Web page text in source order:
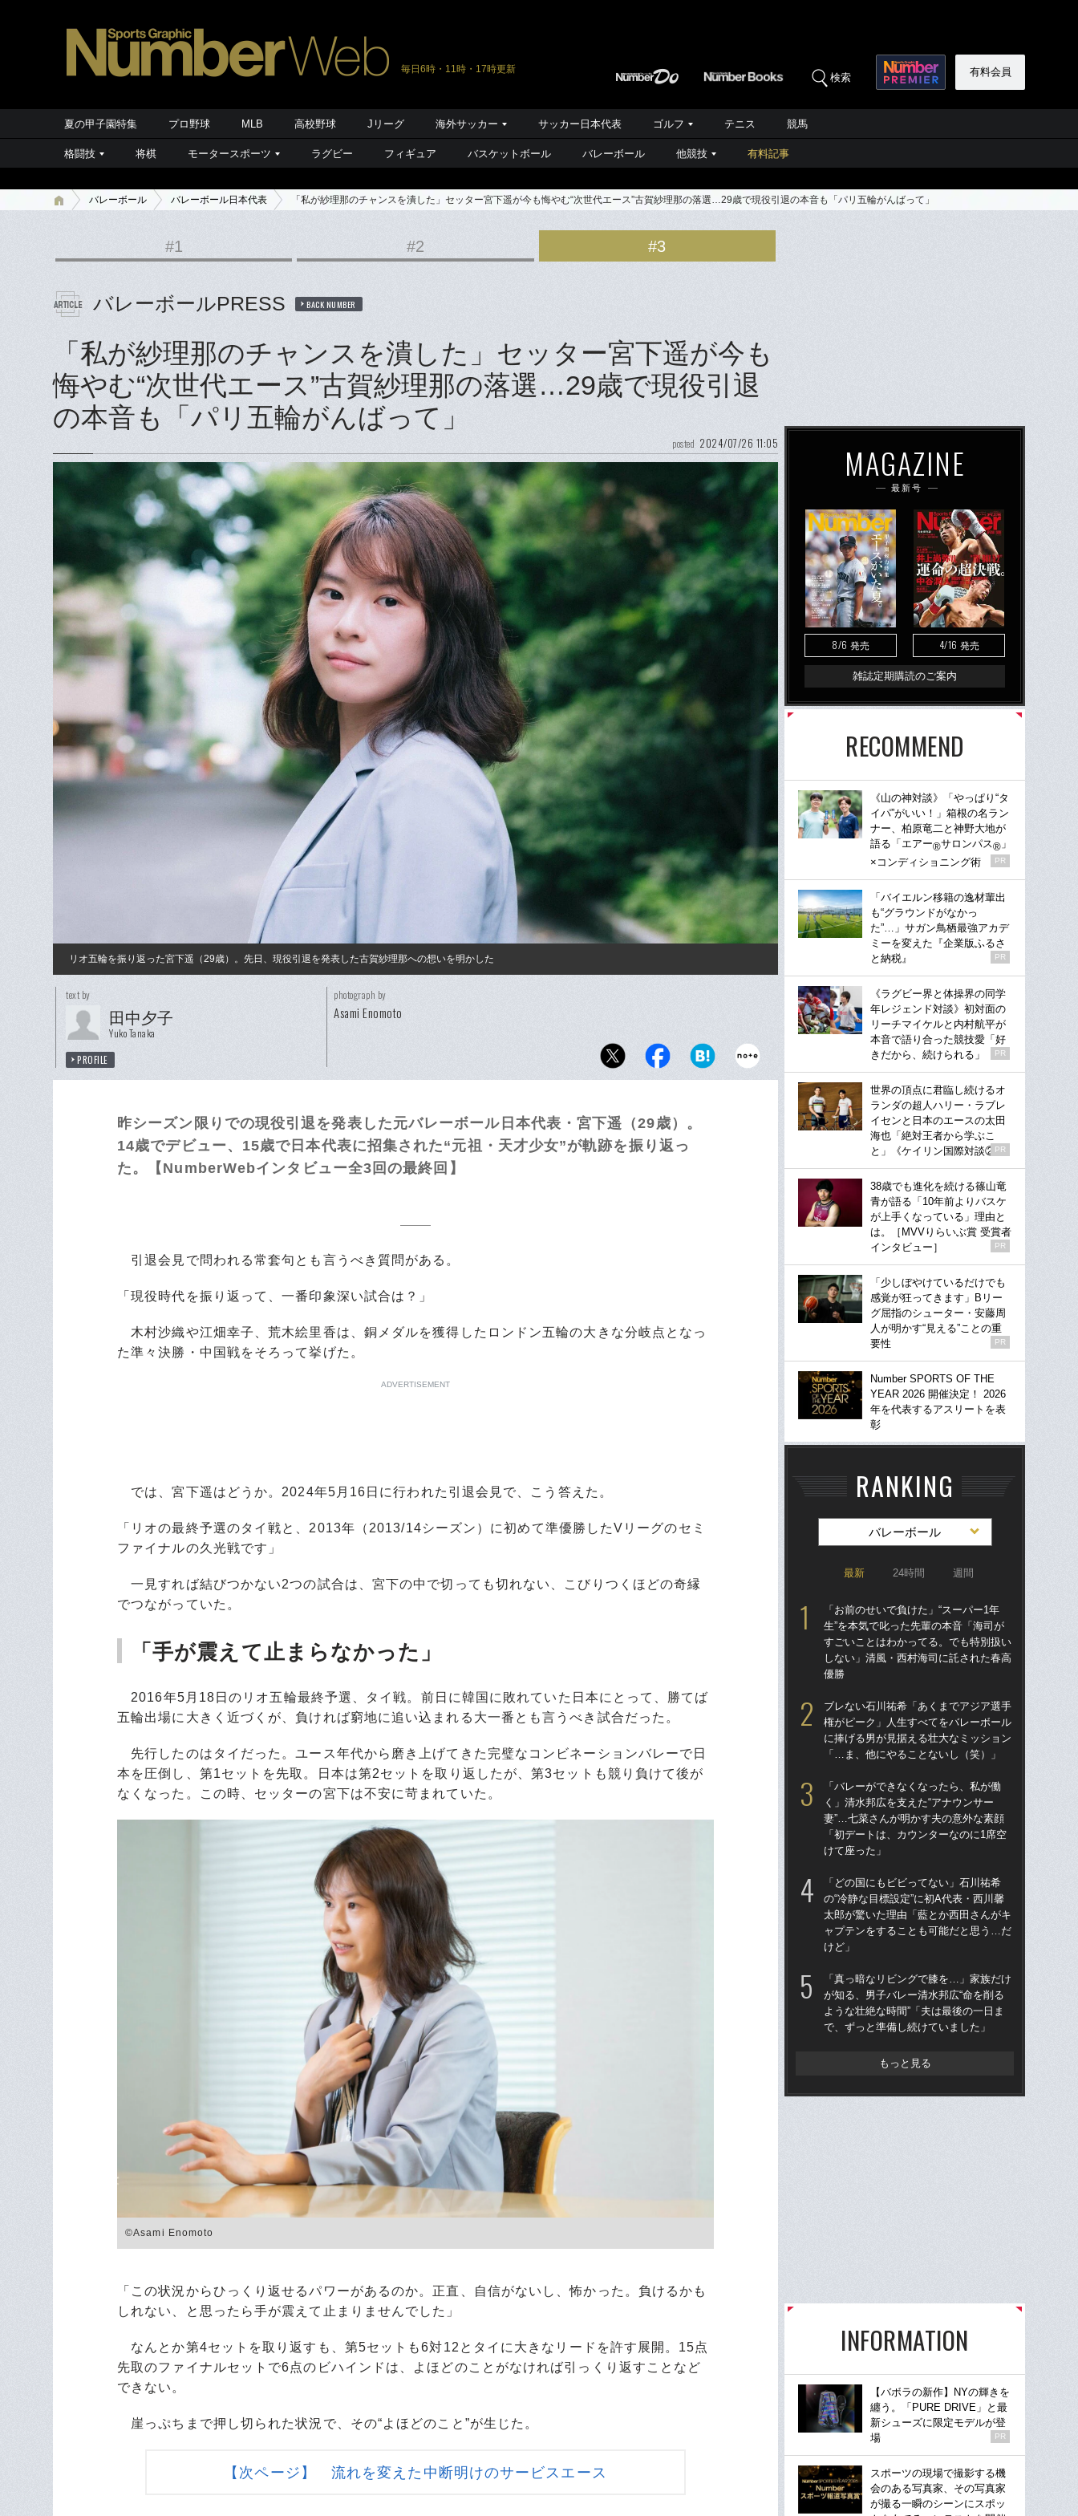
毎日6時・11時・17時更新
検索 有料会員
夏の甲子園特集 プロ野球 MLB 高校野球 Jリーグ 海外サッカー サッカー日本代表 ゴルフ テニス 競馬
格闘技 将棋 モータースポーツ ラグビー フィギュア バスケットボール バレーボール 他競技 有料記事
バレーボール バレーボール日本代表 「私が紗理那のチャンスを潰した」セッター宮下遥が今も悔やむ“次世代エース”古賀紗理那の落選…29歳で現役引退の本音も「パリ五輪がんばって」
#1 #2 #3
バレーボールPRESS BACK NUMBER
「私が紗理那のチャンスを潰した」セッター宮下遥が今も
悔やむ“次世代エース”古賀紗理那の落選…29歳で現役引退
の本音も「パリ五輪がんばって」
posted 2024/07/26 11:05
リオ五輪を振り返った宮下遥（29歳）。先日、現役引退を発表した古賀紗理那への想いを明かした
text by
田中夕子
Yuko Tanaka
PROFILE
photograph by
Asami Enomoto
昨シーズン限りでの現役引退を発表した元バレーボール日本代表・宮下遥（29歳）。
14歳でデビュー、15歳で日本代表に招集された“元祖・天才少女”が軌跡を振り返っ
た。【NumberWebインタビュー全3回の最終回】
引退会見で問われる常套句とも言うべき質問がある。
「現役時代を振り返って、一番印象深い試合は？」
木村沙織や江畑幸子、荒木絵里香は、銅メダルを獲得したロンドン五輪の大きな分岐点となっ
た準々決勝・中国戦をそろって挙げた。
ADVERTISEMENT
では、宮下遥はどうか。2024年5月16日に行われた引退会見で、こう答えた。
「リオの最終予選のタイ戦と、2013年（2013/14シーズン）に初めて準優勝したVリーグのセミ
ファイナルの久光戦です」
一見すれば結びつかない2つの試合は、宮下の中で切っても切れない、こびりつくほどの奇縁
でつながっていた。
「手が震えて止まらなかった」
2016年5月18日のリオ五輪最終予選、タイ戦。前日に韓国に敗れていた日本にとって、勝てば
五輪出場に大きく近づくが、負ければ窮地に追い込まれる大一番とも言うべき試合だった。
先行したのはタイだった。ユース年代から磨き上げてきた完璧なコンビネーションバレーで日
本を圧倒し、第1セットを先取。日本は第2セットを取り返したが、第3セットも競り負けて後が
なくなった。この時、セッターの宮下は不安に苛まれていた。
©︎Asami Enomoto
「この状況からひっくり返せるパワーがあるのか。正直、自信がないし、怖かった。負けるかも
しれない、と思ったら手が震えて止まりませんでした」
なんとか第4セットを取り返すも、第5セットも6対12とタイに大きなリードを許す展開。15点
先取のファイナルセットで6点のビハインドは、よほどのことがなければ引っくり返すことなど
できない。
崖っぷちまで押し切られた状況で、その“よほどのこと”が生じた。
【次ページ】 流れを変えた中断明けのサービスエース
MAGAZINE
最新号
8/6 発売 4/16 発売
雑誌定期購読のご案内
RECOMMEND
《山の神対談》「やっぱり“タ
イパ”がいい！」箱根の名ラン
ナー、柏原竜二と神野大地が
語る「エアー®サロンパス® 」
×コンディショニング術
PR
「バイエルン移籍の逸材輩出
も“グラウンドがなかっ
た”…」サガン鳥栖最強アカデ
ミーを変えた『企業版ふるさ
と納税』
PR
《ラグビー界と体操界の同学
年レジェンド対談》初対面の
リーチマイケルと内村航平が
本音で語り合った競技愛「好
きだから、続けられる」
PR
世界の頂点に君臨し続けるオ
ランダの超人ハリー・ラブレ
イセンと日本のエースの太田
海也「絶対王者から学ぶこ
と」《ケイリン国際対談②》
PR
38歳でも進化を続ける篠山竜
青が語る「10年前よりバスケ
が上手くなっている」理由と
は。［MVVりらいぶ賞 受賞者
インタビュー］
PR
「少しぼやけているだけでも
感覚が狂ってきます」Bリー
グ屈指のシューター・安藤周
人が明かす“見える”ことの重
要性
PR
Number SPORTS OF THE
YEAR 2026 開催決定！ 2026
年を代表するアスリートを表
彰
RANKING
バレーボール
最新 24時間 週間
「お前のせいで負けた」“スーパー1年
生”を本気で叱った先輩の本音「海司が
すごいことはわかってる。でも特別扱い
しない」清風・西村海司に託された春高
優勝
ブレない石川祐希「あくまでアジア選手
権がピーク」人生すべてをバレーボール
に捧げる男が見据える壮大なミッション
「…ま、他にやることないし（笑）」
「バレーができなくなったら、私が働
く」清水邦広を支えた“アナウンサー
妻”…七菜さんが明かす夫の意外な素顔
「初デートは、カウンターなのに1席空
けて座った」
「どの国にもビビってない」石川祐希
の“冷静な目標設定”に初A代表・西川馨
太郎が驚いた理由「藍とか西田さんがキ
ャプテンをすることも可能だと思う…だ
けど」
「真っ暗なリビングで膝を…」家族だけ
が知る、男子バレー清水邦広“命を削る
ような壮絶な時間”「夫は最後の一日ま
で、ずっと準備し続けていました」
もっと見る
INFORMATION
【バボラの新作】NYの輝きを
纏う。「PURE DRIVE」と最
新シューズに限定モデルが登
場
PR
スポーツの現場で撮影する機
会のある写真家、その写真家
が撮る一瞬のシーンにスポッ